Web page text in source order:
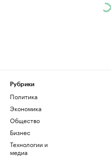
Рубрики
Политика
Экономика
Общество
Бизнес
Технологии и
медиа